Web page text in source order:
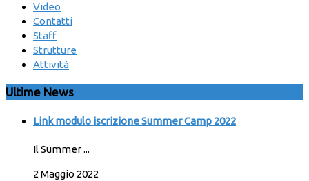
Video
Contatti
Staff
Strutture
Attività
Ultime News
Link modulo iscrizione Summer Camp 2022
Il Summer ...
2 Maggio 2022